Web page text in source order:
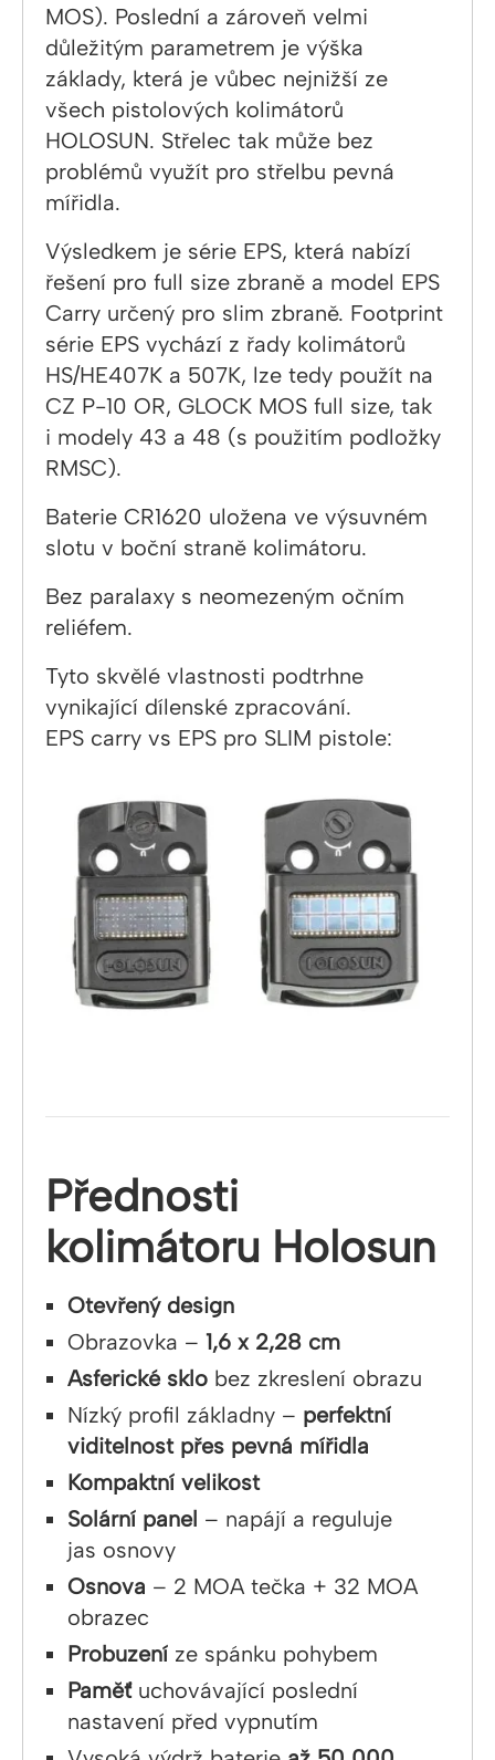
MOS). Poslední a zároveň velmi
důležitým parametrem je výška
základy, která je vůbec nejnižší ze
všech pistolových kolimátorů
HOLOSUN. Střelec tak může bez
problémů využít pro střelbu pevná
mířidla.
Výsledkem je série EPS, která nabízí
řešení pro full size zbraně a model EPS
Carry určený pro slim zbraně. Footprint
série EPS vychází z řady kolimátorů
HS/HE407K a 507K, lze tedy použít na
CZ P-10 OR, GLOCK MOS full size, tak
i modely 43 a 48 (s použitím podložky
RMSC).
Baterie CR1620 uložena ve výsuvném
slotu v boční straně kolimátoru.
Bez paralaxy s neomezeným očním
reliéfem.
Tyto skvělé vlastnosti podtrhne
vynikající dílenské zpracování.
EPS carry vs EPS pro SLIM pistole:
Přednosti
kolimátoru Holosun
Otevřený design
Obrazovka – 1,6 x 2,28 cm
Asferické sklo bez zkreslení obrazu
Nízký profil základny – perfektní
viditelnost přes pevná mířidla
Kompaktní velikost
Solární panel – napájí a reguluje
jas osnovy
Osnova – 2 MOA tečka + 32 MOA
obrazec
Probuzení ze spánku pohybem
Paměťuchovávající poslední
nastavení před vypnutím